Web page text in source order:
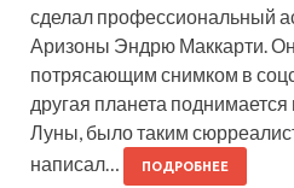
сделал профессиональный
Аризоны Эндрю Маккарти.
потрясающим снимком в
другая планета
Луны, было таким
написал…
ПОДРОБНЕЕ